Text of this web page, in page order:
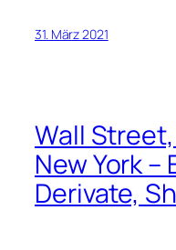
31. März 2021
Wall
New York –
Derivate,